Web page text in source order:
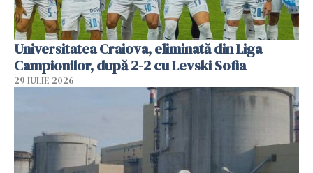
Universitatea Craiova, eliminată din Liga
Campionilor, după 2-2 cu Levski Sofia
29 IULIE 2026